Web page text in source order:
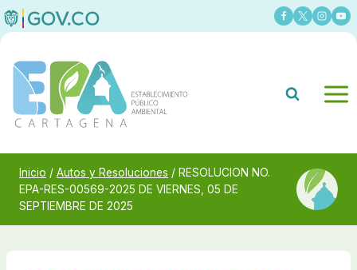
Saltar
al
Inicio / Autos y Resoluciones / RESOLUCION NO.
EPA-RES-00569-2025 DE VIERNES, 05 DE
SEPTIEMBRE DE 2025